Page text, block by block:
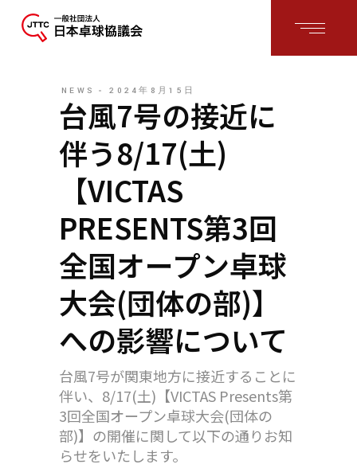
NEWS 2024年8月15日
台風7号の接近に
伴う8/17(土)
【VICTAS
PRESENTS第3回
全国オープン卓球
大会(団体の部)】
への影響について
台風7号が関東地方に接近することに
伴い、8/17(土)【VICTAS Presents第
3回全国オープン卓球大会(団体の
部)】の開催に関して以下の通りお知
らせをいたします。